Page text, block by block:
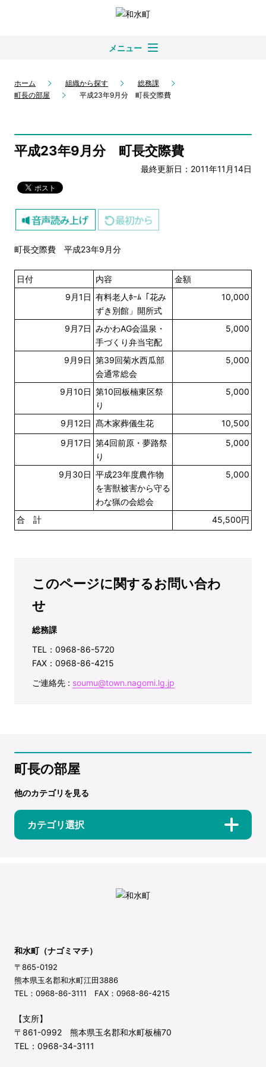
メニュー
ホーム 組織から探す
総務課
町長の部屋
平成23年9月分 町長交際費
平成23年9月分 町長交際費
最終更新日：2011年11月14日
町長交際費 平成23年9月分
日付 内容
金額
9月1日 有料老人ﾎｰﾑ「花み
ずき別館」開所式
10,000
9月7日 みかわAG会温泉・
手づくり弁当宅配
5,000
9月9日 第39回菊水西瓜部
会通常総会
5,000
9月10日 第10回板楠東区祭
り
5,000
9月12日 髙木家葬儀生花
10,500
9月17日 第4回前原・夢路祭
り
5,000
9月30日 平成23年度農作物
を害獣被害から守る
わな猟の会総会
5,000
合 計 45,500円
このページに関するお問い合わ
せ
総務課
TEL：0968-86-5720
FAX：0968-86-4215
ご連絡先 : soumu@town.nagomi.lg.jp
町長の部屋
他のカテゴリを見る
カテゴリ選択
和水町（ナゴミマチ）
〒865-0192
熊本県玉名郡和水町江田3886
TEL：0968-86-3111 FAX：0968-86-4215
【支所】
〒861-0992 熊本県玉名郡和水町板楠70
TEL：0968-34-3111